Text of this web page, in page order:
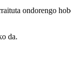
ondorengo
da.